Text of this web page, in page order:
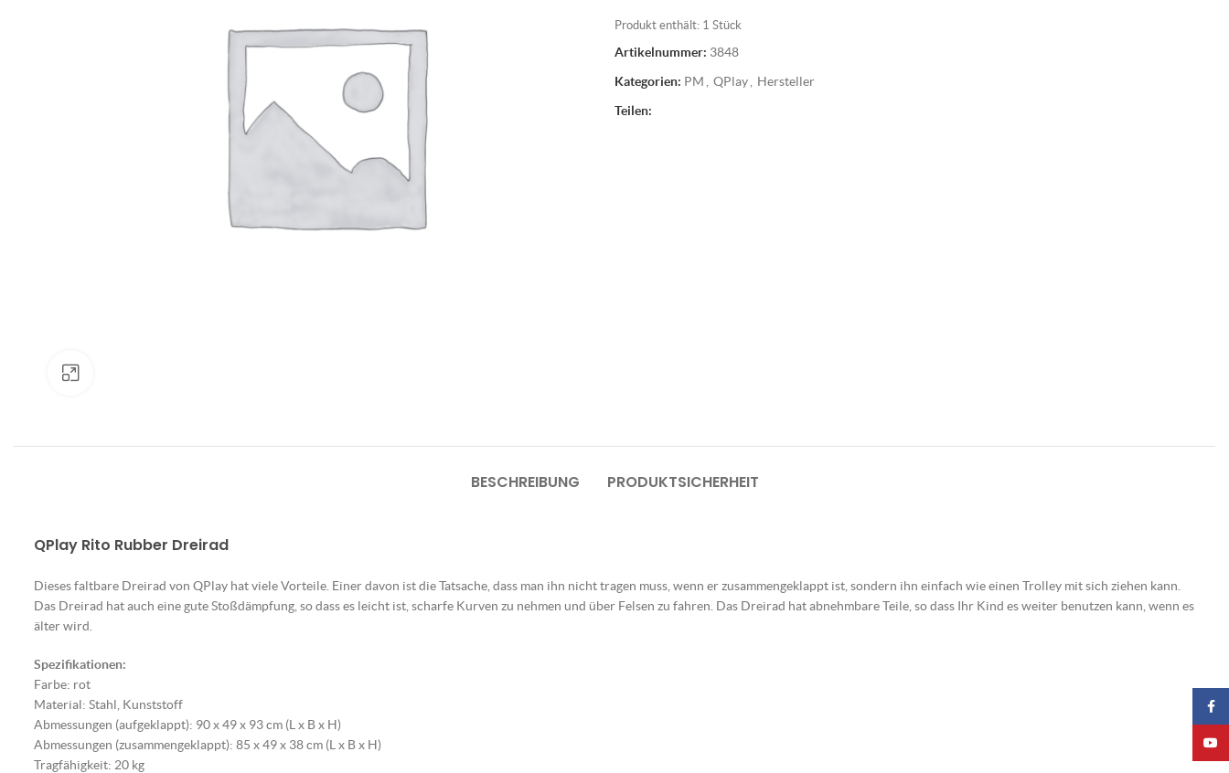
Produkt enthält: 1 Stück
Artikelnummer: 3848
Kategorien: PM QPlay
Hersteller
Teilen:
BESCHREIBUNG PRODUKTSICHERHEIT
QPlay Rito Rubber Dreirad
Dieses faltbare Dreirad von QPlay hat viele Vorteile. Einer davon ist die Tatsache, dass man ihn nicht tragen muss, wenn er zusammengeklappt ist, sondern ihn einfach wie einen Trolley mit sich ziehen kann.
Das Dreirad hat auch eine gute Stoßdämpfung, so dass es leicht ist, scharfe Kurven zu nehmen und über Felsen zu fahren. Das Dreirad hat abnehmbare Teile, so dass Ihr Kind es weiter benutzen kann, wenn es
älter wird.
Spezifikationen:
Farbe: rot
Material: Stahl, Kunststoff
Abmessungen (aufgeklappt): 90 x 49 x 93 cm (L x B x H)
Abmessungen (zusammengeklappt): 85 x 49 x 38 cm (L x B x H)
Tragfähigkeit: 20 kg